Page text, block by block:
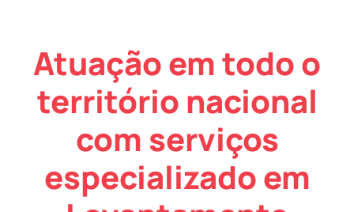
Atuação em todo o
território nacional
com serviços
especializado em